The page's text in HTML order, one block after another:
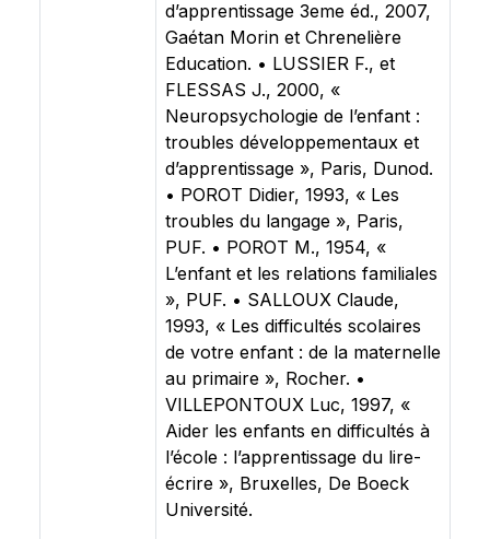
d’apprentissage 3eme éd., 2007,
Gaétan Morin et Chrenelière
Education. • LUSSIER F., et
FLESSAS J., 2000, «
Neuropsychologie de l’enfant :
troubles développementaux et
d’apprentissage », Paris, Dunod.
• POROT Didier, 1993, « Les
troubles du langage », Paris,
PUF. • POROT M., 1954, «
L’enfant et les relations familiales
», PUF. • SALLOUX Claude,
1993, « Les difficultés scolaires
de votre enfant : de la maternelle
au primaire », Rocher. •
VILLEPONTOUX Luc, 1997, «
Aider les enfants en difficultés à
l’école : l’apprentissage du lire-
écrire », Bruxelles, De Boeck
Université.